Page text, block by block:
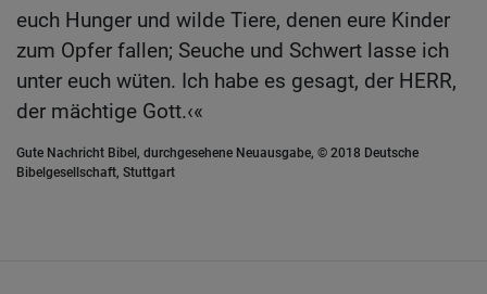
euch Hunger und wilde Tiere, denen eure Kinder
zum Opfer fallen; Seuche und Schwert lasse ich
unter euch wüten. Ich habe es gesagt, der HERR,
der mächtige Gott.‹«
Gute Nachricht Bibel, durchgesehene Neuausgabe, © 2018 Deutsche
Bibelgesellschaft, Stuttgart